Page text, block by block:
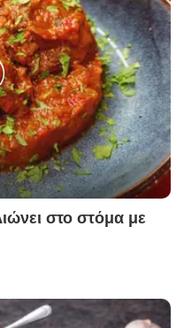
στο στόμα με